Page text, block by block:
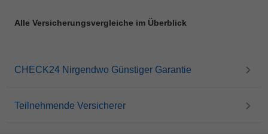
Alle Versicherungsvergleiche im Überblick
CHECK24 Nirgendwo Günstiger Garantie
Teilnehmende Versicherer